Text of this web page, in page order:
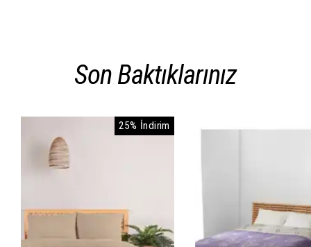
Son Baktıklarınız
25% İndirim